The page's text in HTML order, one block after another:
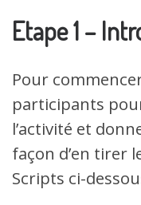
Etape 1 –
Pour
participants
l’activité et
façon d’en tirer
Scripts ci-